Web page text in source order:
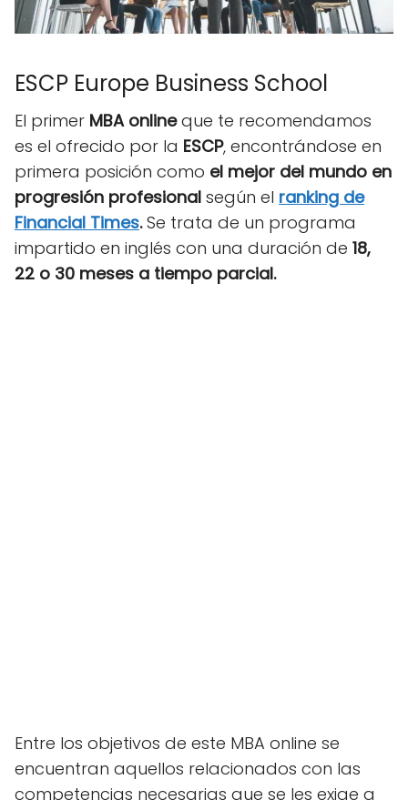
ESCP Europe Business School
El primer MBA onlineque te recomendamos
es el ofrecido por la ESCP, encontrándose en
primera posición como el mejor del mundo en
progresión profesional según el ranking de
Financial Times.Se trata de un programa
impartido en inglés con una duración de 18,
22 o 30 meses a tiempo parcial.
Entre los objetivos de este MBA online se
encuentran aquellos relacionados con las
competencias necesarias que se les exige a